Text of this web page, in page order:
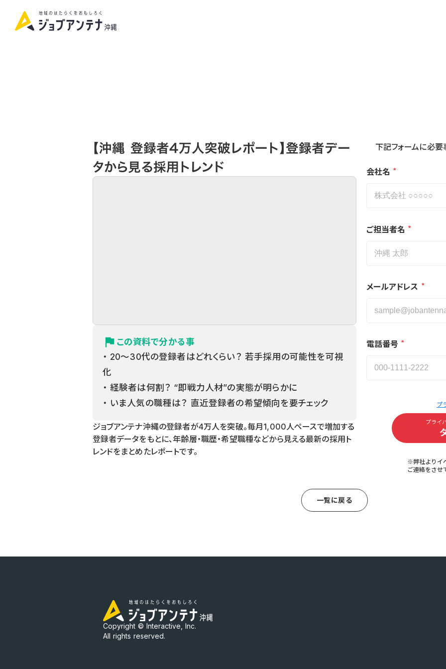
【沖縄 登録者4万人突破レポート】登録者デー
タから見る採用トレンド
flag この資料で分かる事
・ 20〜30代の登録者はどれくらい？ 若手採用の可能性を可視
化
・ 経験者は何割？ “即戦力人材”の実態が明らかに
・ いま人気の職種は？ 直近登録者の希望傾向を要チェック
ジョブアンテナ沖縄の登録者が4万人を突破。毎月1,000人ペースで増加する
登録者データをもとに、年齢層・職歴・希望職種などから見える最新の採用ト
レンドをまとめたレポートです。
下記フォームに必要
会社名 *
ご担当者名 *
メールアドレス *
電話番号 *
プ
プライ
※弊社よりイ
ご連絡をさせ
一覧に戻る
Copyright © Interactive, Inc.
All rights reserved.